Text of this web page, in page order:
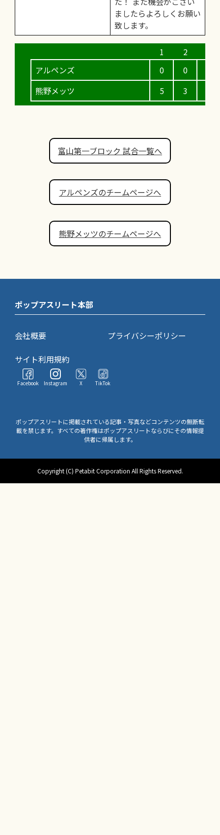
ましたらよろしくお願い
致します。
アルペンズ
熊野メッツ
0
5
0
3
富山第一ブロック 試合一覧へ
アルペンズのチームページへ
熊野メッツのチームページへ
ポップアスリート本部
会社概要
プライバシーポリシー
サイト利用規約
Facebook Instagram X TikTok
ポップアスリートに掲載されている記事・写真などコンテンツの無断転
載を禁じます。すべての著作権はポップアスリートならびにその情報提
供者に帰属します。
Copyright (C) Petabit Corporation All Rights Reserved.